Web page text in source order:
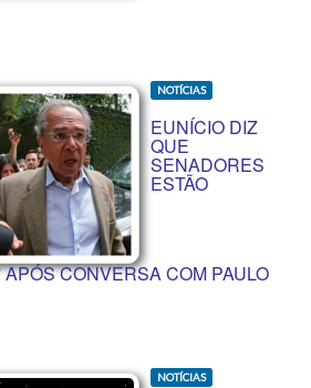
NOTÍCIAS
EUNÍCIO DIZ
QUE
SENADORES
ESTÃO
CONVERSA COM PAULO
NOTÍCIAS